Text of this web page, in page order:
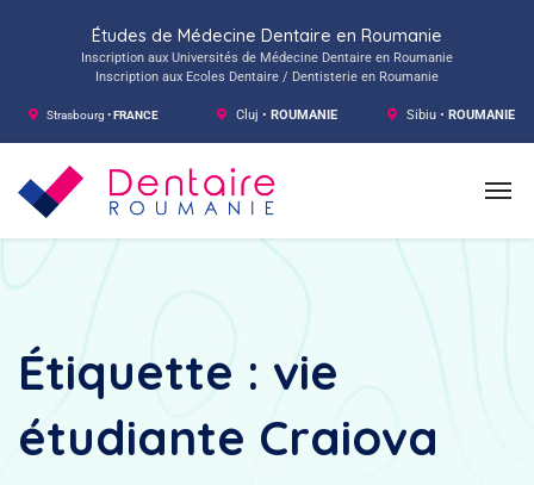
Études de Médecine Dentaire en Roumanie
Inscription aux Universités de Médecine Dentaire en Roumanie
Inscription aux Ecoles Dentaire / Dentisterie en Roumanie
Strasbourg •FRANCE Cluj •ROUMANIE Sibiu •ROUMANIE
Étiquette : vie
étudiante Craiova